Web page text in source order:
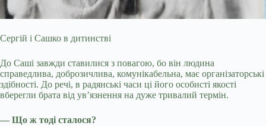
Сергій і Сашко в дитинстві
До Саші завжди ставилися з повагою, бо він людина
справедлива, доброзичлива, комунікабельна, має організаторські
здібності. До речі, в радянські часи ці його особисті якості
вберегли брата від ув’язнення на дуже тривалий термін.
— Що ж тоді сталося?